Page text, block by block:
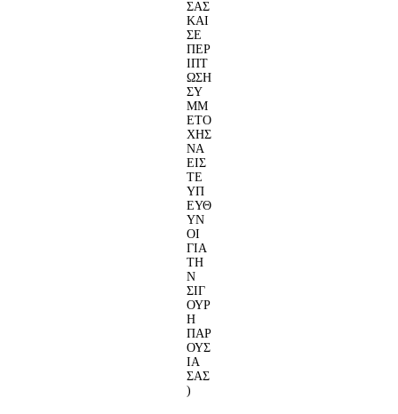
ΣΑΣ
ΚΑΙ
ΣΕ
ΠΕΡ
ΙΠΤ
ΩΣΗ
ΣΥ
ΜΜ
ΕΤΟ
ΧΗΣ
ΝΑ
ΕΙΣ
ΤΕ
ΥΠ
ΕΥΘ
ΥΝ
ΟΙ
ΓΙΑ
ΤΗ
Ν
ΣΙΓ
ΟΥΡ
Η
ΠΑΡ
ΟΥΣ
ΙΑ
ΣΑΣ
)